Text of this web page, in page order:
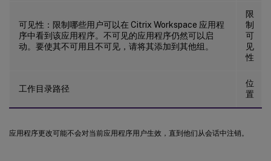
可见性：限制哪些用户可以在 Citrix Workspace 应用程
序中看到该应用程序。不可见的应用程序仍然可以启
动。要使其不可用且不可见，请将其添加到其他组。
限
制
可
见
性
工作目录路径
位
置
应用程序更改可能不会对当前应用程序用户生效，直到他们从会话中注销。